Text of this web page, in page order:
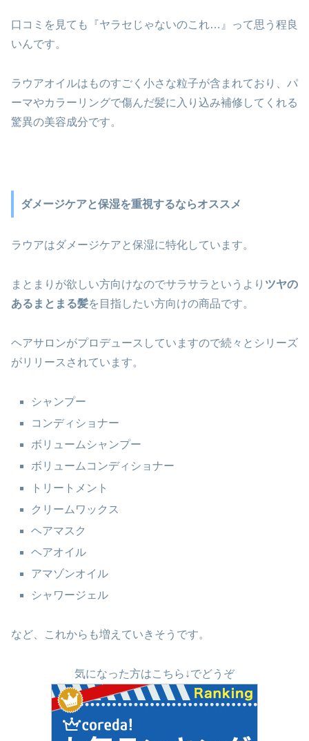
口コミを見ても『ヤラセじゃないのこれ…』って思う程良
いんです。
ラウアオイルはものすごく小さな粒子が含まれており、パ
ーマやカラーリングで傷んだ髪に入り込み補修してくれる
驚異の美容成分です。
ダメージケアと保湿を重視するならオススメ
ラウアはダメージケアと保湿に特化しています。
まとまりが欲しい方向けなのでサラサラというより ツヤの
あるまとまる髪を目指したい方向けの商品です。
ヘアサロンがプロデュースしていますので続々とシリーズ
がリリースされています。
シャンプー
コンディショナー
ボリュームシャンプー
ボリュームコンディショナー
トリートメント
クリームワックス
ヘアマスク
ヘアオイル
アマゾンオイル
シャワージェル
など、これからも増えていきそうです。
気になった方はこちら↓でどうぞ